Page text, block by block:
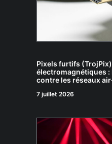
Pixels furtifs
électromagnétiques
contre les réseaux
7 juillet 2026